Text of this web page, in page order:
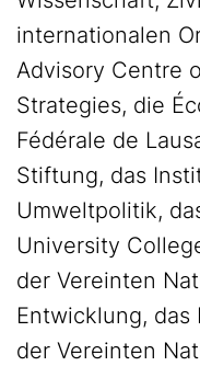
internationalen
Advisory Centre
Strategies, die
Fédérale de
Stiftung, das
Umweltpolitik,
University
der Vereinten
Entwicklung, das
der Vereinten